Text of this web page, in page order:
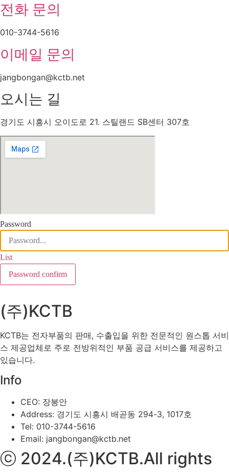
전화 문의
010-3744-5616
이메일 문의
jangbongan@kctb.net
오시는 길
경기도 시흥시 오이도로 21. 스틸랜드 SB센터 307호
Password
List
Password confirm
(주)KCTB
KCTB는 전자부품의 판매, 수출입을 위한 전문적인 원스톱 서비
스 제공업체로 주로 전방위적인 부품 공급 서비스를 제공하고
있습니다.
Info
CEO: 장봉안
Address: 경기도 시흥시 배곧동 294-3, 1017호
Tel: 010-3744-5616
Email: jangbongan@kctb.net
ⓒ 2024.(주)KCTB.All rights